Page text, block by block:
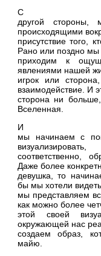
С
другой
происходящими
присутствие того,
Рано или поздно мы
приходим к
явлениями нашей
игрок или
взаимодействие. И
сторона ни
Вселенная.
И
мы начинаем с
визуализировать,
соответственно,
Даже более
девушка, то
бы мы хотели
мы представляем
как можно более
этой своей
окружающей нас
создаем образ,
майю.